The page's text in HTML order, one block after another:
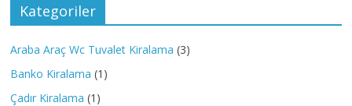
Kategoriler
Araba Araç Wc Tuvalet Kiralama (3)
Banko Kiralama (1)
Çadır Kiralama (1)